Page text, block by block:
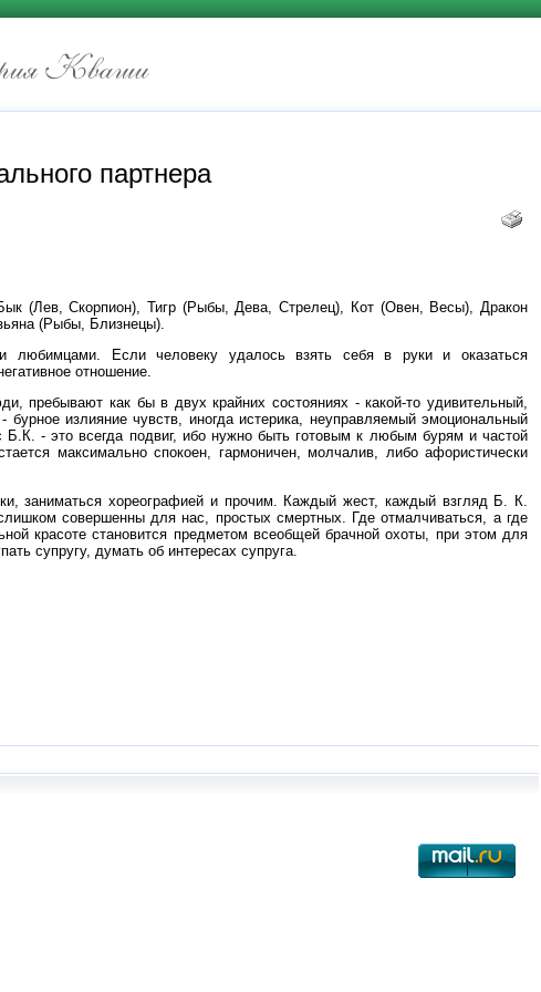
партнера
(Лев, Скорпион), Тигр (Рыбы, Дева, Стрелец), Кот (Овен, Весы), Дракон
(Рыбы, Близнецы).
Если человеку удалось взять себя в руки и оказаться
отношение.
пребывают как бы в двух крайних состояниях - какой-то удивительный,
излияние чувств, иногда истерика, неуправляемый эмоциональный
- это всегда подвиг, ибо нужно быть готовым к любым бурям и частой
максимально спокоен, гармоничен, молчалив, либо афористически
заниматься хореографией и прочим. Каждый жест, каждый взгляд Б. К.
совершенны для нас, простых смертных. Где отмалчиваться, а где
красоте становится предметом всеобщей брачной охоты, при этом для
супругу, думать об интересах супруга.